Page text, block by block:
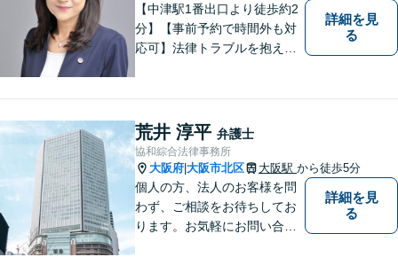
【中津駅1番出口より徒歩約2
分】【事前予約で時間外も対
応可】法律トラブルを抱える
業務、税務処理等も対応して
おります。 お気軽にご相談く
ださい。
詳細を見
る
荒井 淳平 弁護士
協和綜合法律事務所
大阪府 大阪市北区 大阪駅 から徒歩5分
個人の方、法人のお客様を問
わず、ご相談をお待ちしてお
ります。お気軽にお問い合わ
詳細を見
る